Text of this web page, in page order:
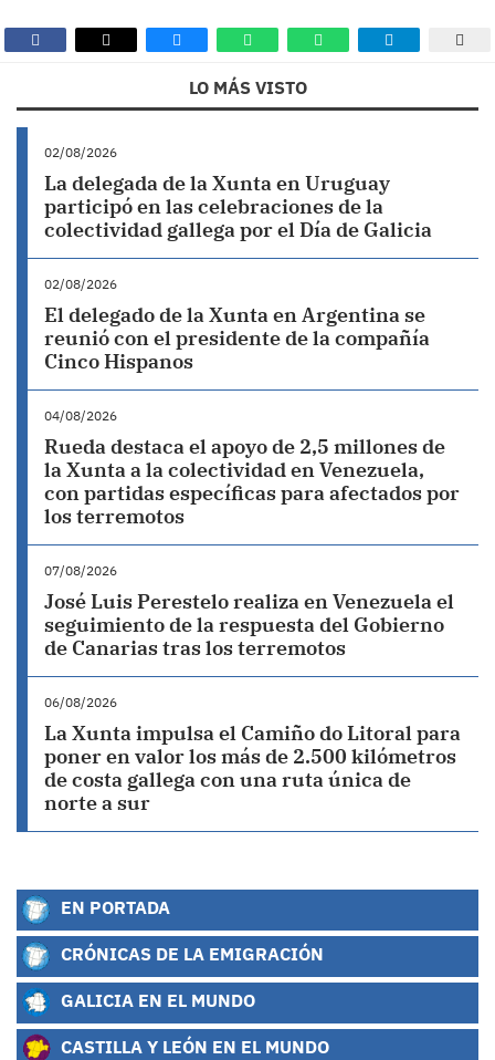
LO MÁS VISTO
02/08/2026
La delegada de la Xunta en Uruguay
participó en las celebraciones de la
colectividad gallega por el Día de Galicia
02/08/2026
El delegado de la Xunta en Argentina se
reunió con el presidente de la compañía
Cinco Hispanos
04/08/2026
Rueda destaca el apoyo de 2,5 millones de
la Xunta a la colectividad en Venezuela,
con partidas específicas para afectados por
los terremotos
07/08/2026
José Luis Perestelo realiza en Venezuela el
seguimiento de la respuesta del Gobierno
de Canarias tras los terremotos
06/08/2026
La Xunta impulsa el Camiño do Litoral para
poner en valor los más de 2.500 kilómetros
de costa gallega con una ruta única de
norte a sur
EN PORTADA
CRÓNICAS DE LA EMIGRACIÓN
GALICIA EN EL MUNDO
CASTILLA Y LEÓN EN EL MUNDO